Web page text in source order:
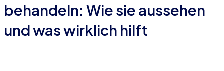
behandeln: Wie sie aussehen
und was wirklich hilft